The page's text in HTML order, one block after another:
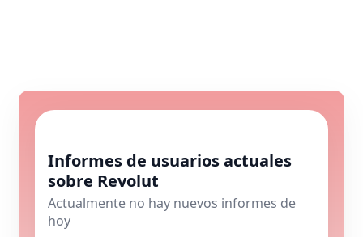
Informes de usuarios actuales
sobre Revolut
Actualmente no hay nuevos informes de
hoy